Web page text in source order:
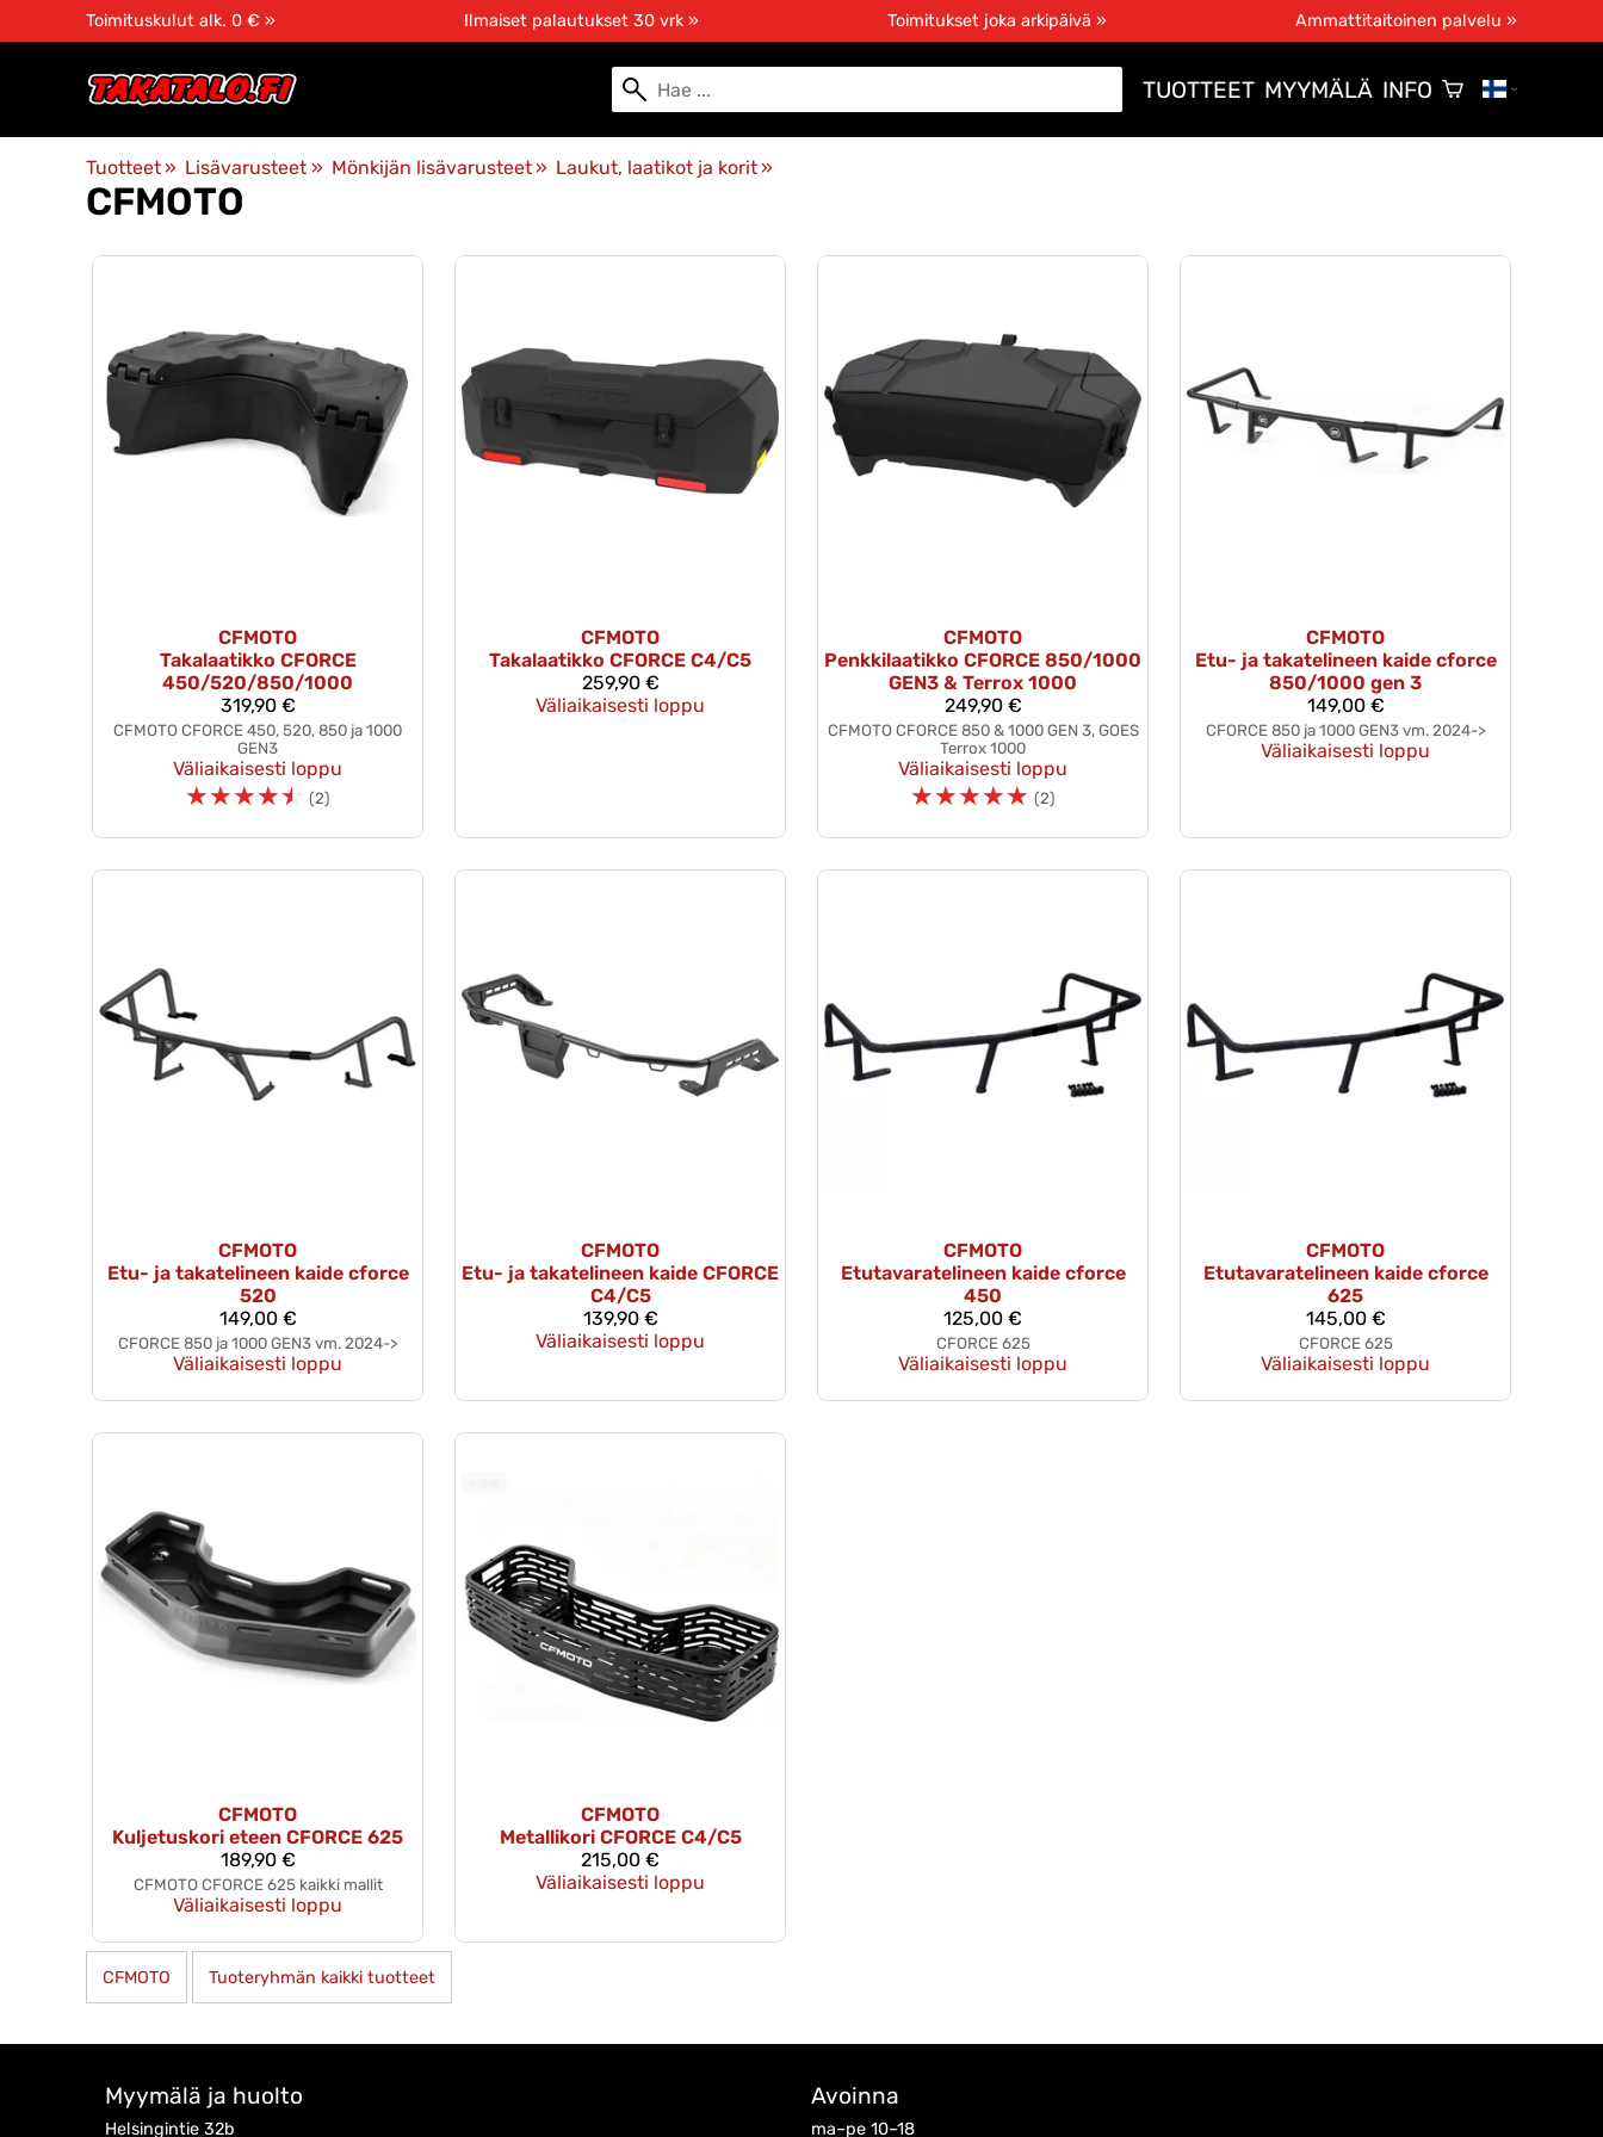
Toimituskulut alk. 0 € » Ilmaiset palautukset 30 vrk » Toimitukset joka arkipäivä » Ammattitaitoinen palvelu »
TUOTTEET MYYMÄLÄ INFO
Tuotteet ‪» Lisävarusteet ‪» Mönkijän lisävarusteet ‪» Laukut, laatikot ja korit ‪»
CFMOTO
CFMOTO
Takalaatikko CFORCE
450/520/850/1000
319,90 €
CFMOTO CFORCE 450, 520, 850 ja 1000
GEN3
Väliaikaisesti loppu
☆☆☆☆☆ (2)
CFMOTO
Takalaatikko CFORCE C4/C5
259,90 €
Väliaikaisesti loppu
CFMOTO
Penkkilaatikko CFORCE 850/1000
GEN3 & Terrox 1000
249,90 €
CFMOTO CFORCE 850 & 1000 GEN 3, GOES
Terrox 1000
Väliaikaisesti loppu
☆☆☆☆☆ (2)
CFMOTO
Etu- ja takatelineen kaide cforce
850/1000 gen 3
149,00 €
CFORCE 850 ja 1000 GEN3 vm. 2024->
Väliaikaisesti loppu
CFMOTO
Etu- ja takatelineen kaide cforce
520
149,00 €
CFORCE 850 ja 1000 GEN3 vm. 2024->
Väliaikaisesti loppu
CFMOTO
Etu- ja takatelineen kaide CFORCE
C4/C5
139,90 €
Väliaikaisesti loppu
CFMOTO
Etutavaratelineen kaide cforce
450
125,00 €
CFORCE 625
Väliaikaisesti loppu
CFMOTO
Etutavaratelineen kaide cforce
625
145,00 €
CFORCE 625
Väliaikaisesti loppu
CFMOTO
Kuljetuskori eteen CFORCE 625
189,90 €
CFMOTO CFORCE 625 kaikki mallit
Väliaikaisesti loppu
CFMOTO
Metallikori CFORCE C4/C5
215,00 €
Väliaikaisesti loppu
CFMOTO Tuoteryhmän kaikki tuotteet
Myymälä ja huolto
Helsingintie 32b
Avoinna
ma–pe 10–18